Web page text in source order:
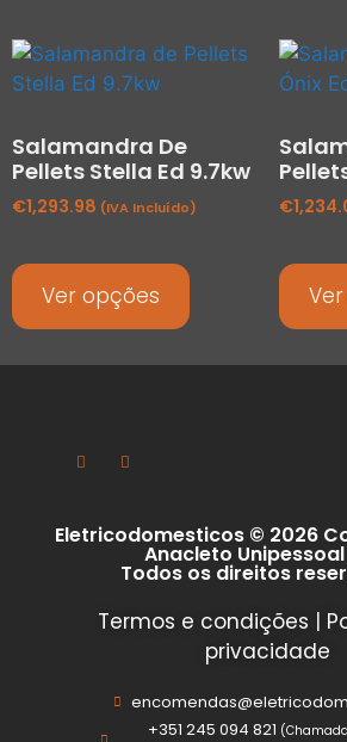
Salamandra De
Pellets Stella Ed 9.7kw
€1,293.98 (IVA Incluído)
Ver opções
€
Eletricodomesticos © 2026
Anacleto Unipessoal
Todos os direitos
Termos e condições |
privacidade
+351 245 094 821